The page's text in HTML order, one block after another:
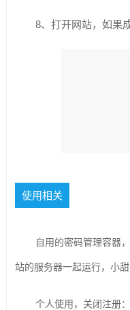
8、打开网站，如果
使用相关
自用的密码管理容器
站的服务器一起运行，小甜
个人使用，关闭注册